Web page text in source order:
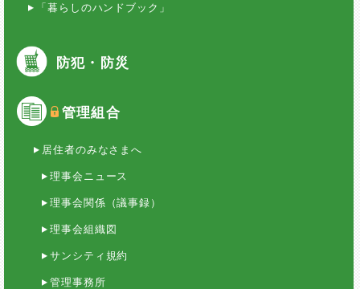
「暮らしのハンドブック」
防犯・防災
管理組合
居住者のみなさまへ
理事会ニュース
理事会関係（議事録）
理事会組織図
サンシティ規約
管理事務所